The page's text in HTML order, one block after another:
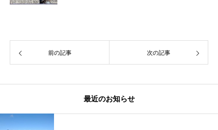
前の記事 次の記事
最近のお知らせ